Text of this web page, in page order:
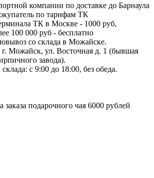
компании по доставке до Барнаула
по тарифам ТК
ТК в Москве - 1000 руб,
100 000 руб - бесплатно
со склада в Можайске.
г. Можайск, ул. Восточная д. 1 (бывшая
завода).
с 9:00 до 18:00, без обеда.
подарочного чая 6000 рублей